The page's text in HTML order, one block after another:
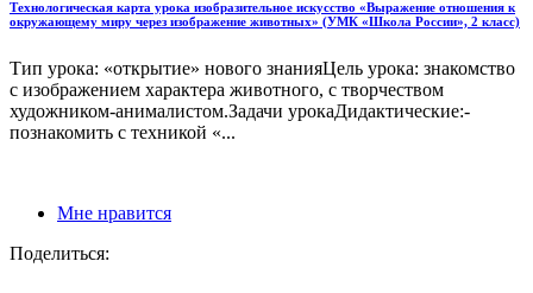
Технологическая карта урока изобразительное искусство «Выражение отношения к
окружающему миру через изображение животных» (УМК «Школа России», 2 класс)
Тип урока: «открытие» нового знанияЦель урока: знакомство
с изображением характера животного, с творчеством
художником-анималистом.Задачи урокаДидактические:-
познакомить с техникой «...
Мне нравится
Поделиться: